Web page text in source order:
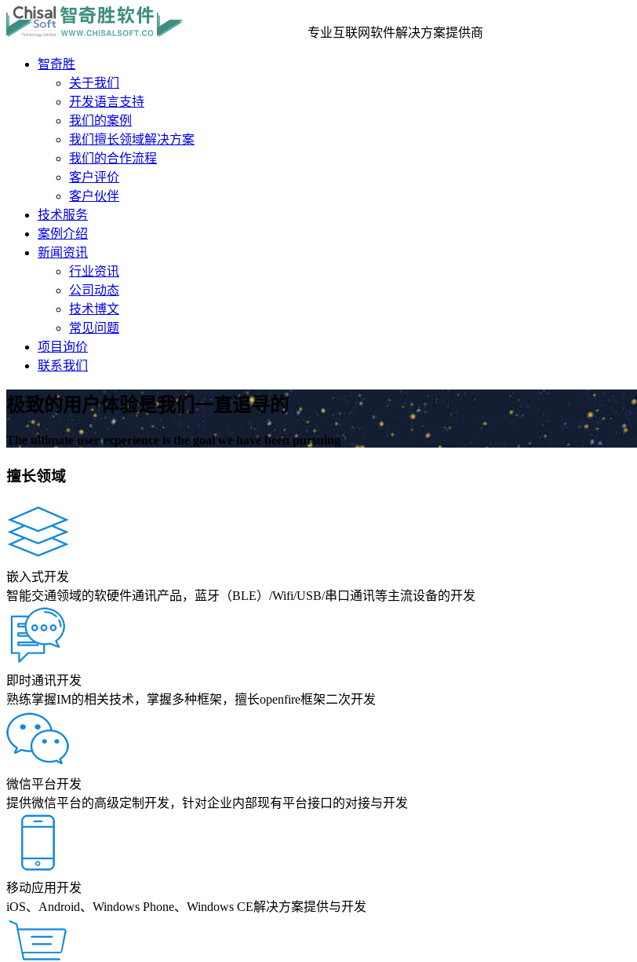
专业互联网软件解决方案提供商
智奇胜
关于我们
开发语言支持
我们的案例
我们擅长领域解决方案
我们的合作流程
客户评价
客户伙伴
技术服务
案例介绍
新闻资讯
行业资讯
公司动态
技术博文
常见问题
项目询价
联系我们
极致的用户体验是我们一直追寻的
The ultimate user experience is the goal we have been pursuing
擅长领域
嵌入式开发
智能交通领域的软硬件通讯产品，蓝牙（BLE）/Wifi/USB/串口通讯等主流设备的开发
即时通讯开发
熟练掌握IM的相关技术，掌握多种框架，擅长openfire框架二次开发
微信平台开发
提供微信平台的高级定制开发，针对企业内部现有平台接口的对接与开发
移动应用开发
iOS、Android、Windows Phone、Windows CE解决方案提供与开发